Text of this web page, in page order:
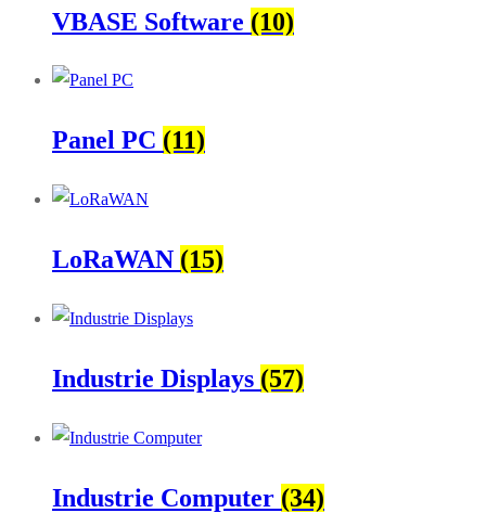
VBASE Software (10)
Panel PC (11)
LoRaWAN (15)
Industrie Displays (57)
Industrie Computer (34)